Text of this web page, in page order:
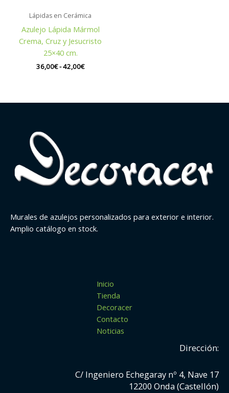
Lápidas en Cerámica
Azulejo Lápida Mármol
Crema, Cruz y Jesucristo
25×40 cm.
36,00€-42,00€
Murales de azulejos personalizados para exterior e interior.
Amplio catálogo en stock.
Inicio
Tienda
Decoracer
Contacto
Noticias
Dirección:
C/ Ingeniero Echegaray nº 4, Nave 17
12200 Onda (Castellón)